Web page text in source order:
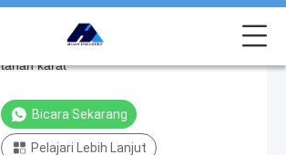
Isolator tali kawat bulat baja Isolator baja
tahan karat
Bicara Sekarang
Pelajari Lebih Lanjut